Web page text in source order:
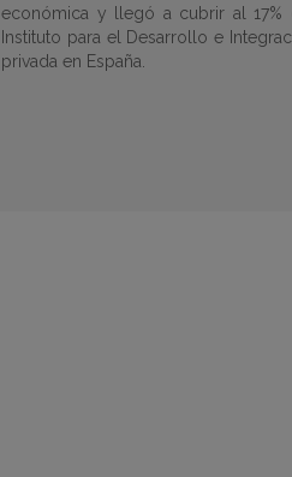
económica y llegó a cubrir al
Instituto para el Desarrollo e
privada en España.